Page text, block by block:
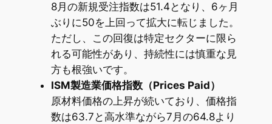
8月の新規受注指数は51.4となり、6ヶ月
ぶりに50を上回って拡大に転じました。
ただし、この回復は特定セクターに限ら
れる可能性があり、持続性には慎重な見
方も根強いです。
ISM製造業価格指数（Prices Paid）
原材料価格の上昇が続いており、価格指
数は63.7と高水準ながら7月の64.8より